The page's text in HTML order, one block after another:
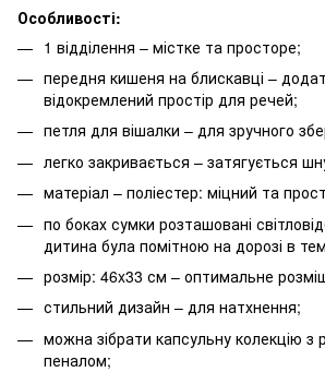
Особливості:
1 відділення – містке та просторе;
передня кишеня на блискавці –
відокремлений простір для речей;
петля для вішалки – для зручного
легко закривається – затягується
матеріал – поліестер: міцний та
по боках сумки розташовані
дитина була помітною на дорозі в
розмір: 46x33 см – оптимальне
стильний дизайн – для натхнення;
можна зібрати капсульну колекцію з
пеналом;